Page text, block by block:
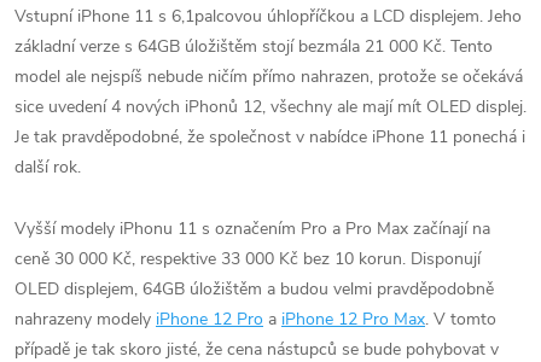
Vstupní iPhone 11 s 6,1palcovou úhlopříčkou a LCD displejem. Jeho
základní verze s 64GB úložištěm stojí bezmála 21 000 Kč. Tento
model ale nejspíš nebude ničím přímo nahrazen, protože se očekává
sice uvedení 4 nových iPhonů 12, všechny ale mají mít OLED displej.
Je tak pravděpodobné, že společnost v nabídce iPhone 11 ponechá i
další rok.
Vyšší modely iPhonu 11 s označením Pro a Pro Max začínají na
ceně 30 000 Kč, respektive 33 000 Kč bez 10 korun. Disponují
OLED displejem, 64GB úložištěm a budou velmi pravděpodobně
nahrazeny modely iPhone 12 Pro a iPhone 12 Pro Max. V tomto
případě je tak skoro jisté, že cena nástupců se bude pohybovat v